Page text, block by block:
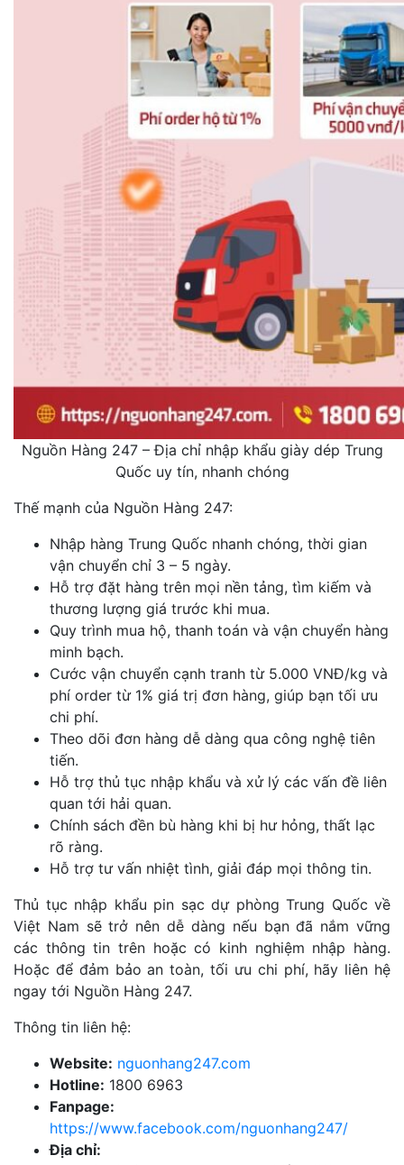
Nguồn Hàng 247 – Địa chỉ nhập khẩu giày dép Trung
Quốc uy tín, nhanh chóng
Thế mạnh của Nguồn Hàng 247:
Nhập hàng Trung Quốc nhanh chóng, thời gian
vận chuyển chỉ 3 – 5 ngày.
Hỗ trợ đặt hàng trên mọi nền tảng, tìm kiếm và
thương lượng giá trước khi mua.
Quy trình mua hộ, thanh toán và vận chuyển hàng
minh bạch.
Cước vận chuyển cạnh tranh từ 5.000 VNĐ/kg và
phí order từ 1% giá trị đơn hàng, giúp bạn tối ưu
chi phí.
Theo dõi đơn hàng dễ dàng qua công nghệ tiên
tiến.
Hỗ trợ thủ tục nhập khẩu và xử lý các vấn đề liên
quan tới hải quan.
Chính sách đền bù hàng khi bị hư hỏng, thất lạc
rõ ràng.
Hỗ trợ tư vấn nhiệt tình, giải đáp mọi thông tin.
Thủ tục nhập khẩu pin sạc dự phòng Trung Quốc về
Việt Nam sẽ trở nên dễ dàng nếu bạn đã nắm vững
các thông tin trên hoặc có kinh nghiệm nhập hàng.
Hoặc để đảm bảo an toàn, tối ưu chi phí, hãy liên hệ
ngay tới Nguồn Hàng 247.
Thông tin liên hệ:
Website: nguonhang247.com
Hotline: 1800 6963
Fanpage:
https://www.facebook.com/nguonhang247/
Địa chỉ: